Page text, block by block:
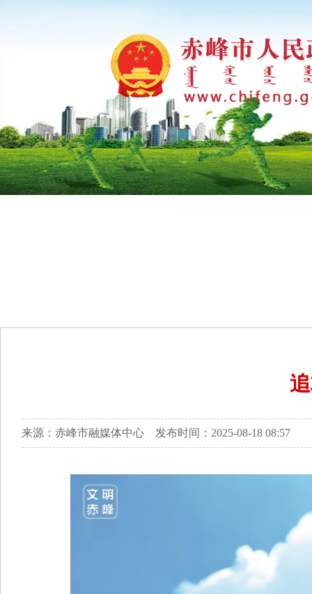
来源：赤峰市融媒体中心 发布时间：2025-08-18 08:57